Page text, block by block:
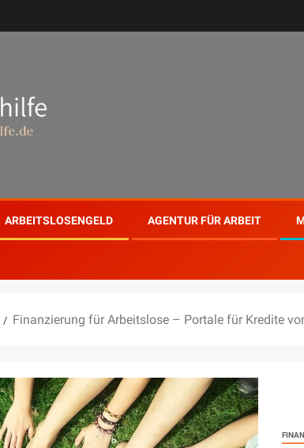
ARBEITSLOSENGELD AGENTUR FÜR ARBEIT
Finanzierung für Arbeitslose – Portale für Kredite